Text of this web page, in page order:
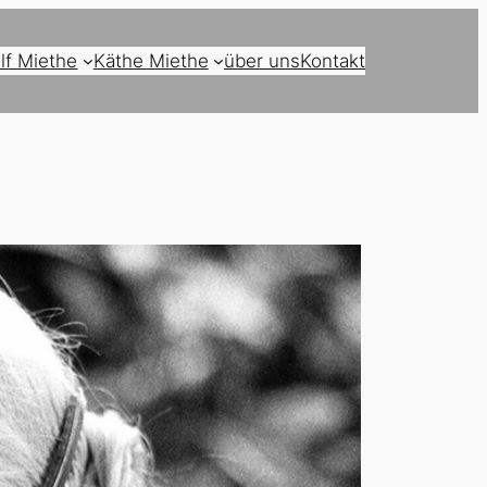
Miethe Käthe Miethe über unsKontakt